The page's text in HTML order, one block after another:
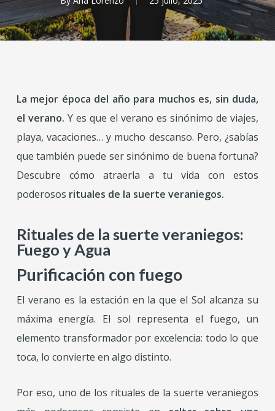
La mejor época del año para muchos es, sin duda,
el verano. Y es que el verano es sinónimo de viajes,
playa, vacaciones… y mucho descanso. Pero, ¿sabías
que también puede ser sinónimo de buena fortuna?
Descubre cómo atraerla a tu vida con estos
poderosos rituales de la suerte veraniegos.
Rituales de la suerte veraniegos:
Fuego y Agua
Purificación con fuego
El verano es la estación en la que el Sol alcanza su
máxima energía. El sol representa el fuego, un
elemento transformador por excelencia: todo lo que
toca, lo convierte en algo distinto.
Por eso, uno de los rituales de la suerte veraniegos